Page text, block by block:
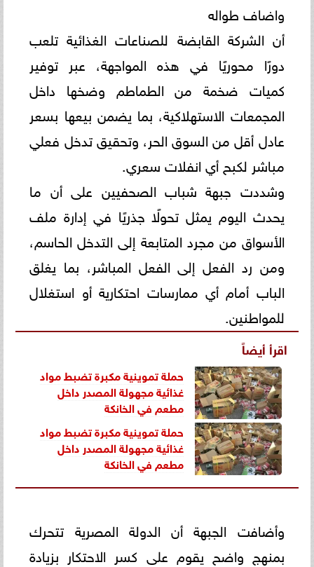
واضاف طواله
أن الشركة القابضة للصناعات الغذائية تلعب
دورًا محوريًا في هذه المواجهة، عبر توفير
كميات ضخمة من الطماطم وضخها داخل
المجمعات الاستهلاكية، بما يضمن بيعها بسعر
عادل أقل من السوق الحر، وتحقيق تدخل فعلي
مباشر لكبح أي انفلات سعري.
وشددت جبهة شباب الصحفيين على أن ما
يحدث اليوم يمثل تحولًا جذريًا في إدارة ملف
الأسواق من مجرد المتابعة إلى التدخل الحاسم،
ومن رد الفعل إلى الفعل المباشر، بما يغلق
الباب أمام أي ممارسات احتكارية أو استغلال
للمواطنين.
اقرأ أيضاً
حملة تموينية مكبرة تضبط مواد
غذائية مجهولة المصدر داخل
مطعم في الخانكة
حملة تموينية مكبرة تضبط مواد
غذائية مجهولة المصدر داخل
مطعم في الخانكة
وأضافت الجبهة أن الدولة المصرية تتحرك
بمنهج واضح يقوم على كسر الاحتكار بزيادة